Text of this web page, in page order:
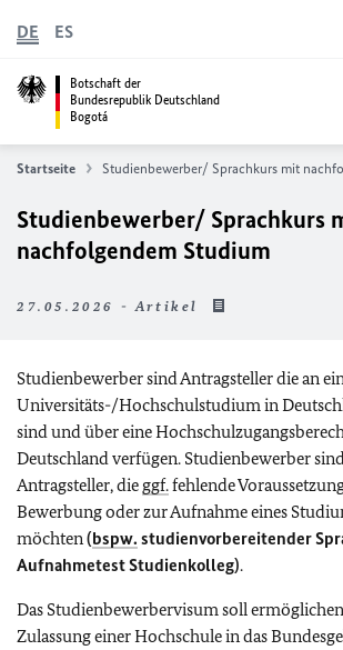
Botschaft der
Bundesrepublik Deutschland
Bogotá
DE ES
Startseite Studienbewerber/ Sprachkurs mit
Studienbewerber/ Sprachkurs
nachfolgendem Studium
27.05.2026 - Artikel
Studienbewerber sind Antragsteller die an
Universitäts-/Hochschulstudium in
sind und über eine
Deutschland verfügen. Studienbewerber
Antragsteller, die ggf.fehlende
Bewerbung oder zur Aufnahme eines
möchten(bspw. studienvorbereitender
Aufnahmetest Studienkolleg).
Das Studienbewerbervisum soll
Zulassung einer Hochschule in das